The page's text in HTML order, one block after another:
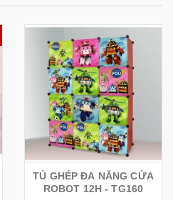
TỦ GHÉP ĐA NĂNG CỬA
ROBOT 12H - TG160